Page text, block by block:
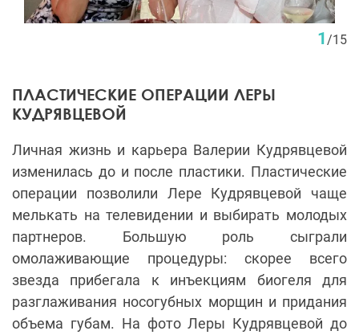
1/15
ПЛАСТИЧЕСКИЕ ОПЕРАЦИИ ЛЕРЫ
КУДРЯВЦЕВОЙ
Личная жизнь и карьера Валерии Кудрявцевой
изменилась до и после пластики. Пластические
операции позволили Лере Кудрявцевой чаще
мелькать на телевидении и выбирать молодых
партнеров. Большую роль сыграли
омолаживающие процедуры: скорее всего
звезда прибегала к инъекциям биогеля для
разглаживания носогубных морщин и придания
объема губам. На фото Леры Кудрявцевой до